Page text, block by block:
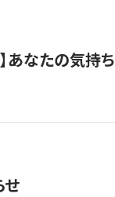
あなたの気持
せ